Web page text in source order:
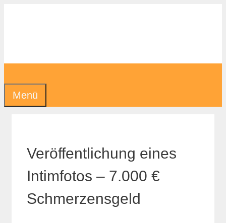
Menü
Veröffentlichung eines
Intimfotos – 7.000 €
Schmerzensgeld